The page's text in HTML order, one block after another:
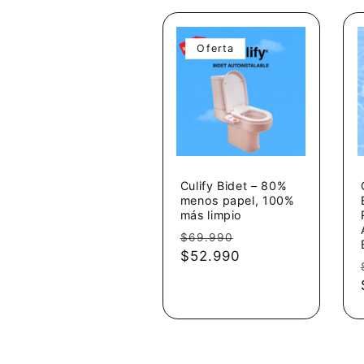
Oferta
Culify Bidet – 80%
menos papel, 100%
más limpio
Precio
habitual
$69.990
$52.990